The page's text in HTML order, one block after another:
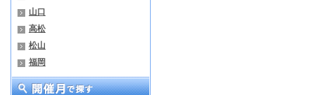
山口
高松
松山
福岡